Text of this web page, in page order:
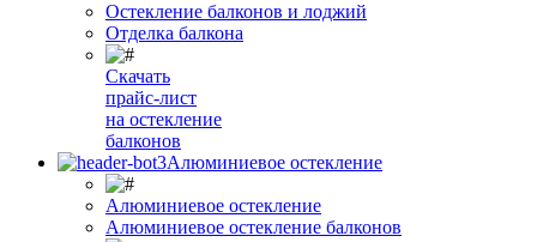
Остекление балконов и лоджий
Отделка балкона
Скачать
прайс-лист
на остекление
балконов
Алюминиевое остекление
Алюминиевое остекление
Алюминиевое остекление балконов